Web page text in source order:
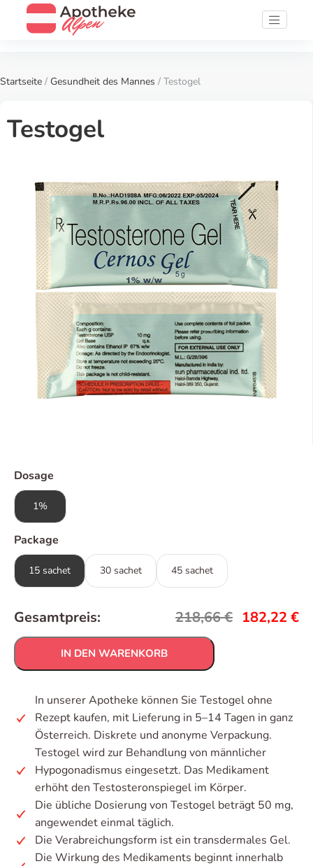
Startseite / Gesundheit des Mannes / Testogel
Testogel
Dosage
1%
Package
15 sachet 30 sachet 45 sachet
Gesamtpreis: 218,66€ 182,22 €
IN DEN WARENKORB
In unserer Apotheke können Sie Testogel ohne
Rezept kaufen, mit Lieferung in 5–14 Tagen in ganz
Österreich. Diskrete und anonyme Verpackung.
Testogel wird zur Behandlung von männlicher
Hypogonadismus eingesetzt. Das Medikament
erhöht den Testosteronspiegel im Körper.
Die übliche Dosierung von Testogel beträgt 50 mg,
angewendet einmal täglich.
Die Verabreichungsform ist ein transdermales Gel.
Die Wirkung des Medikaments beginnt innerhalb